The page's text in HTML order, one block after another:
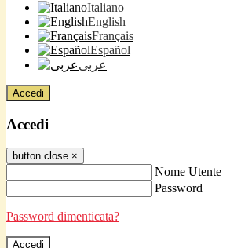
Italiano
English
Français
Español
عربى
Accedi
Accedi
button close ×
Nome Utente
Password
Password dimenticata?